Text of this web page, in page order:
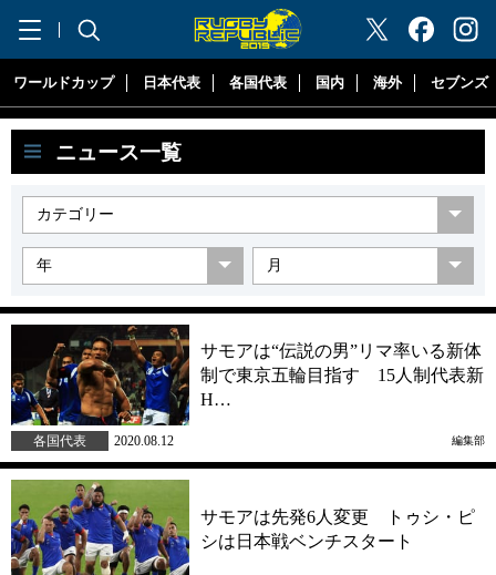
"ラグビーリパブリック"
ワールドカップ 日本代表 各国代表 国内 海外 セブンズ
ニュース一覧
サモアは“伝説の男”リマ率いる新体
制で東京五輪目指す 15人制代表新
H…
各国代表 2020.08.12 編集部
サモアは先発6人変更 トゥシ・ピ
シは日本戦ベンチスタート